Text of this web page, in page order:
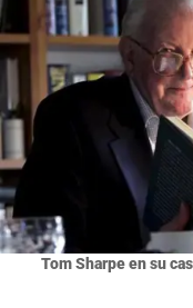
Tom Sharpe en su